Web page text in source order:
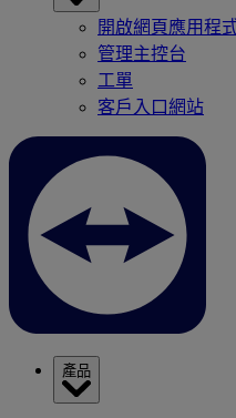
開啟網頁應用程
管理主控台
工單
客戶入口網站
產品